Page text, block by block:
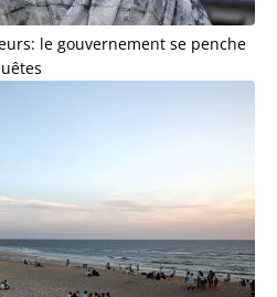
le gouvernement se penche